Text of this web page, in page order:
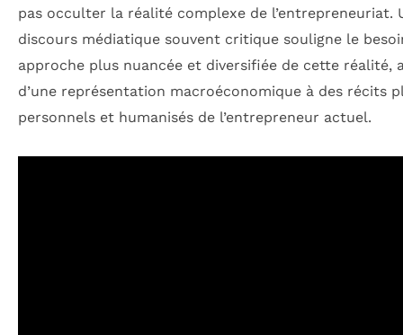
pas occulter la réalité complexe de l’entrepreneuriat.
discours médiatique souvent critique souligne le
approche plus nuancée et diversifiée de cette réalité,
d’une représentation macroéconomique à des récits
personnels et humanisés de l’entrepreneur actuel.